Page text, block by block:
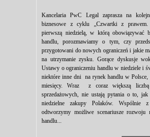
Kancelaria PwC Legal zaprasza na
biznesowe z cyklu „Czwartki z
pierwszą niedzielą, w którą obowiązywać
handlu, porozmawiamy o tym, czy
przygotowani do nowych ograniczeń i jakie
na utrzymanie zysku. Gorące dyskusje
Ustawy o ograniczeniu handlu w niedziele i
niektóre inne dni na rynek handlu w Polsce,
miesięcy. Wraz z coraz większą liczbą
sprzedażowych, nie ustają pytania o to, jak
niedzielne zakupy Polaków. Wspólnie z
odtworzymy możliwe scenariusze rozwoju
handlu...